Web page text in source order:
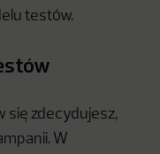
testów.
się zdecydujesz,
W